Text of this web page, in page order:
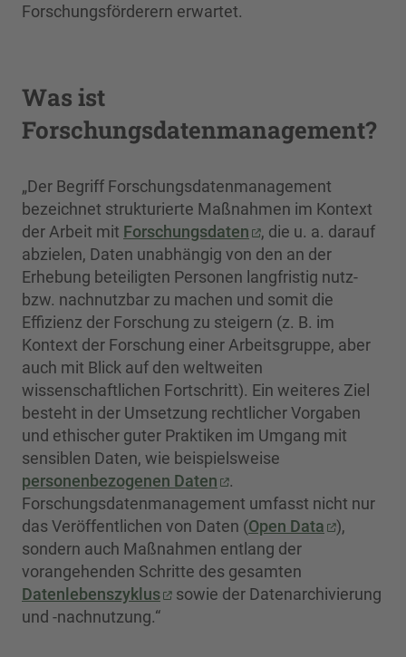
Forschungsförderern erwartet.
Was ist
Forschungsdatenmanagement?
„Der Begriff Forschungsdatenmanagement
bezeichnet strukturierte Maßnahmen im Kontext
der Arbeit mit Forschungsdaten
, die u. a. darauf
abzielen, Daten unabhängig von den an der
Erhebung beteiligten Personen langfristig nutz-
bzw. nachnutzbar zu machen und somit die
Effizienz der Forschung zu steigern (z. B. im
Kontext der Forschung einer Arbeitsgruppe, aber
auch mit Blick auf den weltweiten
wissenschaftlichen Fortschritt). Ein weiteres Ziel
besteht in der Umsetzung rechtlicher Vorgaben
und ethischer guter Praktiken im Umgang mit
sensiblen Daten, wie beispielsweise
personenbezogenen Daten
.
Forschungsdatenmanagement umfasst nicht nur
das Veröffentlichen von Daten (Open Data
),
sondern auch Maßnahmen entlang der
vorangehenden Schritte des gesamten
Datenlebenszyklus
sowie der Datenarchivierung
und -nachnutzung.“